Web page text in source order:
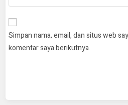
Simpan nama, email, dan situs web
komentar saya berikutnya.